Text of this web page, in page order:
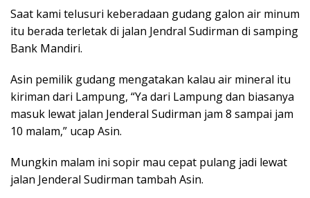
Saat kami telusuri keberadaan gudang galon air minum
itu berada terletak di jalan Jendral Sudirman di samping
Bank Mandiri.
Asin pemilik gudang mengatakan kalau air mineral itu
kiriman dari Lampung, “Ya dari Lampung dan biasanya
masuk lewat jalan Jenderal Sudirman jam 8 sampai jam
10 malam,” ucap Asin.
Mungkin malam ini sopir mau cepat pulang jadi lewat
jalan Jenderal Sudirman tambah Asin.